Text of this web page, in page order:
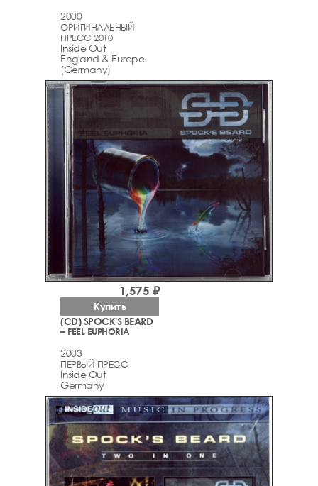
2000
ОРИГИНАЛЬНЫЙ
ПРЕСС 2010
Inside Out
England & Europe
(Germany)
(CD) SPOCK'S BEARD
– FEEL EUPHORIA
2003
ПЕРВЫЙ ПРЕСС
Inside Out
Germany
1,575 ₽
Купить